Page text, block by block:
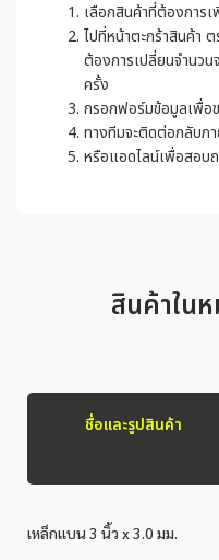
เลือกสินค้าที่ต้องการ
ไปที่หน้าตะกร้าสินค้า
ต้องการเปลี่ยนจำนว
ครั้ง
กรอกฟอร์มข้อมูลเพื่อข
ทางทีมจะติดต่อกลับภา
หรือแอดไลน์เพื่อสอบ
สินค้าใน
ชื่อและรูปสินค้า
เหล็กแบน 3 นิ้ว x 3.0 มม.